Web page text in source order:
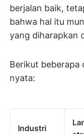
berjalan baik,
bahwa hal itu
yang diharapkan
Berikut beberapa
nyata:
Industri